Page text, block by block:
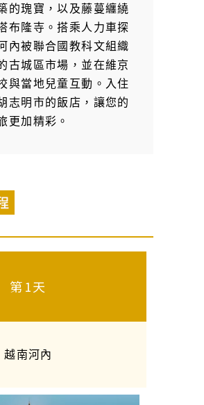
的瑰寶，以及藤蔓纏繞
布隆寺。搭乘人力車探
內被聯合國教科文組織
古城區市場，並在維京
與當地兒童互動。入住
志明市的飯店，讓您的
更加精彩。
第1天
越南河內